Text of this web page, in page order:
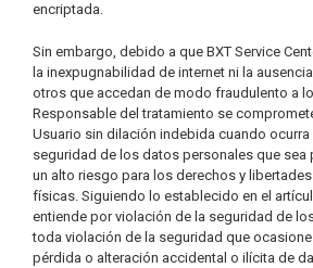
encriptada.
Sin embargo, debido a que BXT Service
la inexpugnabilidad de internet ni la
otros que accedan de modo fraudulento a
Responsable del tratamiento se
Usuario sin dilación indebida cuando ocurra
seguridad de los datos personales que sea
un alto riesgo para los derechos y
físicas. Siguiendo lo establecido en el
entiende por violación de la seguridad de
toda violación de la seguridad que
pérdida o alteración accidental o ilícita de